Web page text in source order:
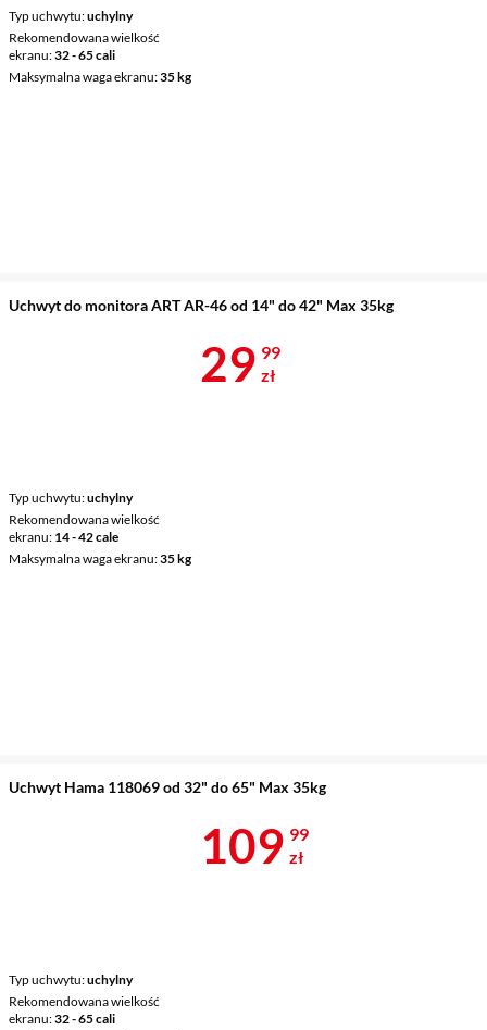
Typ uchwytu uchylny
Rekomendowana wielkość
ekranu 32 - 65 cali
Maksymalna waga ekranu 35 kg
Uchwyt do monitora ART AR-46 od 14" do 42" Max 35kg
Typ uchwytu uchylny
Rekomendowana wielkość
ekranu 14 - 42 cale
Maksymalna waga ekranu 35 kg
Cena 29,99
29 99
zł
Uchwyt Hama 118069 od 32" do 65" Max 35kg
Typ uchwytu uchylny
Rekomendowana wielkość
ekranu 32 - 65 cali
Cena 109,99
109 99
zł